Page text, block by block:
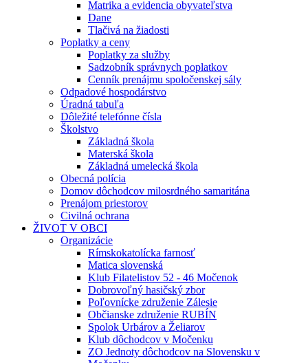
Matrika a evidencia obyvateľstva
Dane
Tlačivá na žiadosti
Poplatky a ceny
Poplatky za služby
Sadzobník správnych poplatkov
Cenník prenájmu spoločenskej sály
Odpadové hospodárstvo
Úradná tabuľa
Dôležité telefónne čísla
Školstvo
Základná škola
Materská škola
Základná umelecká škola
Obecná polícia
Domov dôchodcov milosrdného samaritána
Prenájom priestorov
Civilná ochrana
ŽIVOT V OBCI
Organizácie
Rímskokatolícka farnosť
Matica slovenská
Klub Filatelistov 52 - 46 Močenok
Dobrovoľný hasičský zbor
Poľovnícke združenie Zálesie
Občianske združenie RUBÍN
Spolok Urbárov a Želiarov
Klub dôchodcov v Močenku
ZO Jednoty dôchodcov na Slovensku v